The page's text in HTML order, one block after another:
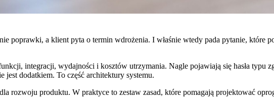
poprawki, a klient pyta o termin wdrożenia. I właśnie wtedy pada pytanie, które
integracji, wydajności i kosztów utrzymania. Nagle pojawiają się hasła typu
jest dodatkiem. To część architektury systemu.
rozwoju produktu. W praktyce to zestaw zasad, które pomagają projektować